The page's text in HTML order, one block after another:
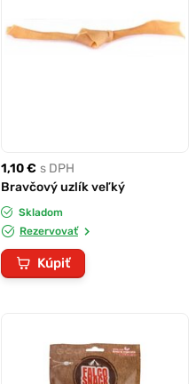
1,10 € s DPH
Bravčový uzlík veľký
Skladom
Rezervovať
Kúpiť